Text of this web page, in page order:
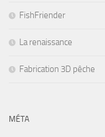
FishFriender
La renaissance
Fabrication 3D pêche
MÉTA